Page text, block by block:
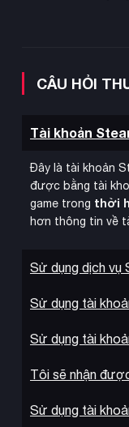
Tính năngFrontier
để chia sẻ với
CÂU HỎI
Tài khoản
Đây là tài khoản
được bằng tài
game trong thời
hơn thông tin về
Sử dụng dịch vụ
Sử dụng tài
Sử dụng tài
Tôi sẽ nhận
Sử dụng tài